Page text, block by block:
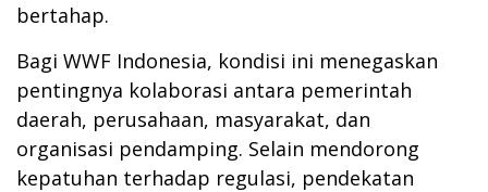
bertahap.
Bagi WWF Indonesia, kondisi ini menegaskan
pentingnya kolaborasi antara pemerintah
daerah, perusahaan, masyarakat, dan
organisasi pendamping. Selain mendorong
kepatuhan terhadap regulasi, pendekatan